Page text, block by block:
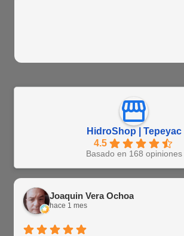
HidroShop | Tepeyac
4.5
Basado en 168 opiniones
Joaquin Vera Ochoa
hace 1 mes